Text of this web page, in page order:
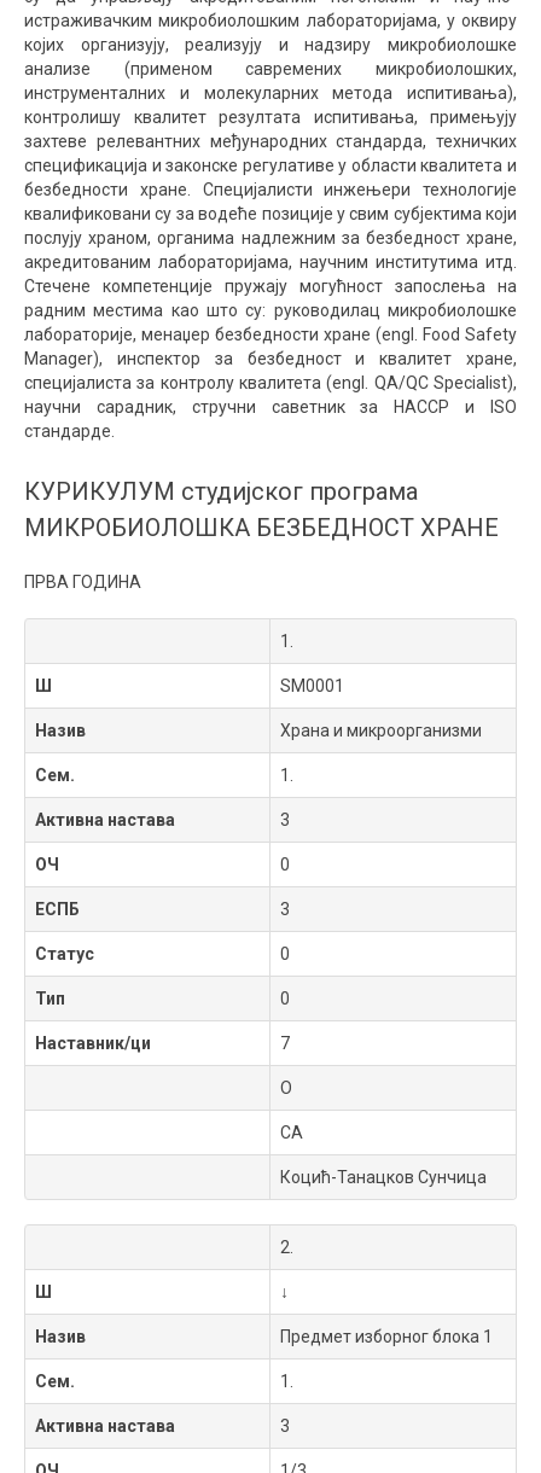
истраживачким микробиолошким лабораторијама, у оквиру
којих организују, реализују и надзиру микробиолошке
анализе (применом савремених микробиолошких,
инструменталних и молекуларних метода испитивања),
контролишу квалитет резултата испитивања, примењују
захтеве релевантних међународних стандарда, техничких
спецификација и законске регулативе у области квалитета и
безбедности хране. Специјалисти инжењери технологије
квалификовани су за водеће позиције у свим субјектима који
послују храном, органима надлежним за безбедност хране,
акредитованим лабораторијама, научним институтима итд.
Стечене компетенције пружају могућност запослења на
радним местима као што су: руководилац микробиолошке
лабораторије, менаџер безбедности хране (engl.
Food Safety
Manager), инспектор за безбедност и квалитет хране,
специјалиста за контролу квалитета (engl. QA/QC Specialist),
научни сарадник, стручни саветник за
HACCP и
ISO
стандарде.
КУРИКУЛУМ студијског програма
МИКРОБИОЛОШКА БЕЗБЕДНОСТ ХРАНЕ
ПРВА ГОДИНА
1.
Ш SM0001
Назив Храна и микроорганизми
Сем. 1.
Активна настава 3
ОЧ 0
ЕСПБ 3
Статус 0
Тип 0
Наставник/ци 7
O
СА
Коцић-Танацков Сунчица
2.
Ш ↓
Назив Предмет изборног блока 1
Сем. 1.
Активна настава 3